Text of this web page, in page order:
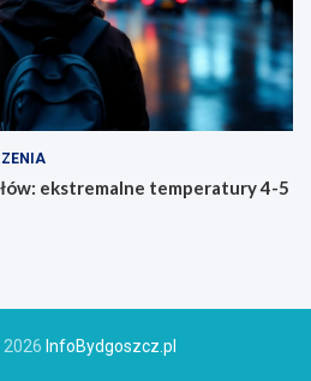
ekstremalne temperatury 4-5
InfoBydgoszcz.pl